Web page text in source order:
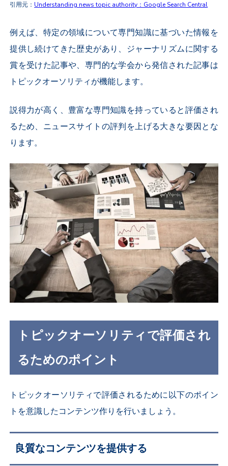
引用元： Understanding news topic authority：Google Search Central
例えば、特定の領域について専門知識に基づいた情報を
提供し続けてきた歴史があり、ジャーナリズムに関する
賞を受けた記事や、専門的な学会から発信された記事は
トピックオーソリティが機能します。
説得力が高く、豊富な専門知識を持っていると評価され
るため、ニュースサイトの評判を上げる大きな要因とな
ります。
トピックオーソリティで評価され
るためのポイント
トピックオーソリティで評価されるために以下のポイン
トを意識したコンテンツ作りを行いましょう。
良質なコンテンツを提供する